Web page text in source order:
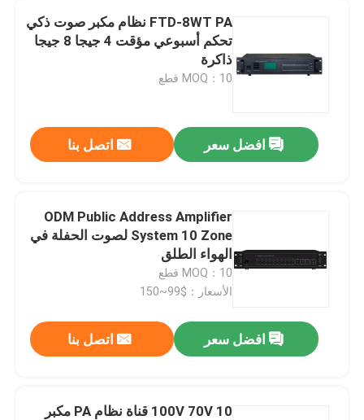
أشرطة فيديو
جولة في المعمل
اتصل بنا
أخبار
FTD-8WT PA نظام مكبر صوت ذكي
تحكم أسبوعي مؤقت 4 جيجا 8 جيجا
ذاكرة
MOQ：10 قطع
افضل سعر اتصل بنا
ODM Public Address Amplifier
System 10 Zone لصوت الحفلة في
الهواء الطلق
MOQ：10 قطع
الأسعار：$99~150
افضل سعر اتصل بنا
100V 70V 10 قناة نظام PA مكبر